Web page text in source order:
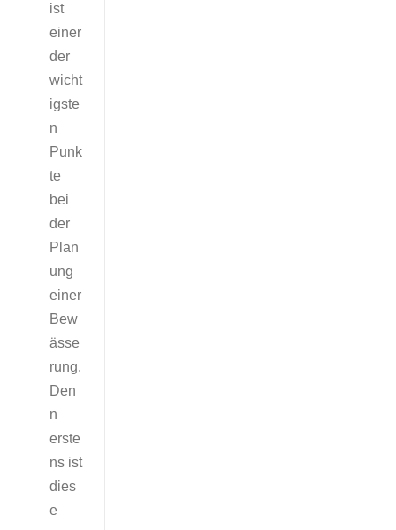
ist
einer
der
wicht
igste
n
Punk
te
bei
der
Plan
ung
einer
Bew
ässe
rung.
Den
n
erste
ns ist
dies
e